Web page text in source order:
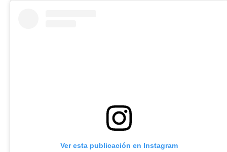
Ver esta publicación en Instagram